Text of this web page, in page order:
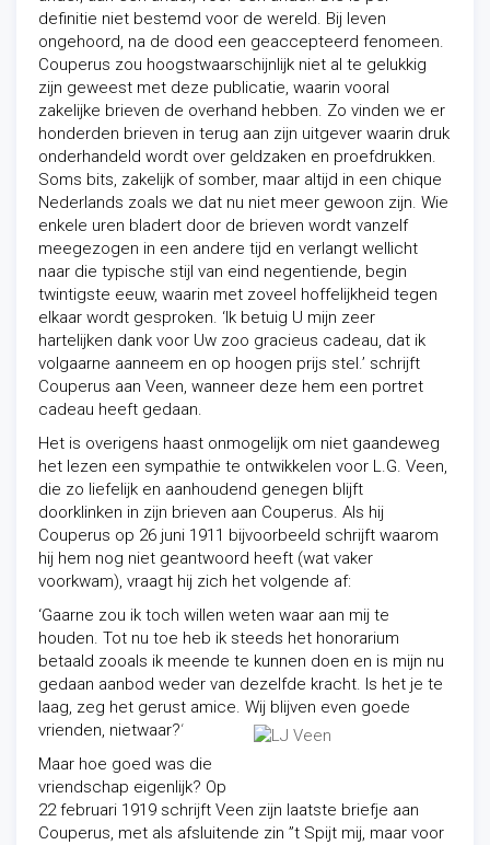
definitie niet bestemd voor de wereld. Bij leven
ongehoord, na de dood een geaccepteerd fenomeen.
Couperus zou hoogstwaarschijnlijk niet al te gelukkig
zijn geweest met deze publicatie, waarin vooral
zakelijke brieven de overhand hebben. Zo vinden we er
honderden brieven in terug aan zijn uitgever waarin druk
onderhandeld wordt over geldzaken en proefdrukken.
Soms bits, zakelijk of somber, maar altijd in een chique
Nederlands zoals we dat nu niet meer gewoon zijn. Wie
enkele uren bladert door de brieven wordt vanzelf
meegezogen in een andere tijd en verlangt wellicht
naar die typische stijl van eind negentiende, begin
twintigste eeuw, waarin met zoveel hoffelijkheid tegen
elkaar wordt gesproken. ‘Ik betuig U mijn zeer
hartelijken dank voor Uw zoo gracieus cadeau, dat ik
volgaarne aanneem en op hoogen prijs stel.’ schrijft
Couperus aan Veen, wanneer deze hem een portret
cadeau heeft gedaan.
Het is overigens haast onmogelijk om niet gaandeweg
het lezen een sympathie te ontwikkelen voor L.G. Veen,
die zo liefelijk en aanhoudend genegen blijft
doorklinken in zijn brieven aan Couperus. Als hij
Couperus op 26 juni 1911 bijvoorbeeld schrijft waarom
hij hem nog niet geantwoord heeft (wat vaker
voorkwam), vraagt hij zich het volgende af:
‘Gaarne zou ik toch willen weten waar aan mij te
houden. Tot nu toe heb ik steeds het honorarium
betaald zooals ik meende te kunnen doen en is mijn nu
gedaan aanbod weder van dezelfde kracht. Is het je te
laag, zeg het gerust amice. Wij blijven even goede
vrienden, nietwaar?‘
Maar hoe goed was die
vriendschap eigenlijk? Op
22 februari 1919 schrijft Veen zijn laatste briefje aan
Couperus, met als afsluitende zin ”t Spijt mij, maar voor